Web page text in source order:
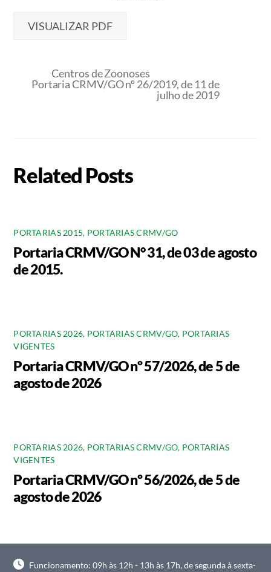
VISUALIZAR PDF
Centros de Zoonoses
Portaria CRMV/GO nº 26/2019, de 11 de
julho de 2019
Related Posts
PORTARIAS 2015, PORTARIAS CRMV/GO
Portaria CRMV/GO N° 31, de 03 de agosto
de 2015.
PORTARIAS 2026, PORTARIAS CRMV/GO, PORTARIAS
VIGENTES
Portaria CRMV/GO nº 57/2026, de 5 de
agosto de 2026
PORTARIAS 2026, PORTARIAS CRMV/GO, PORTARIAS
VIGENTES
Portaria CRMV/GO nº 56/2026, de 5 de
agosto de 2026
Funcionamento: 09h às 12h - 13h às 17h, de segunda à sexta-